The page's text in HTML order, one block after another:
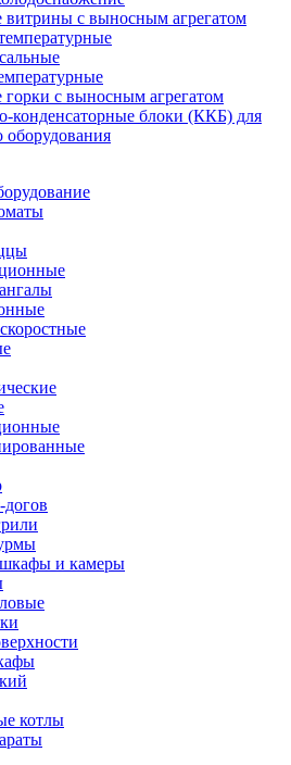
витрины с выносным агрегатом
с выносным агрегатом
конденсаторные блоки (ККБ) для
оборудования
догов
шкафы и камеры
котлы